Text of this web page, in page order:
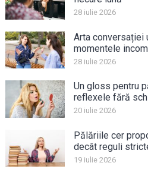
28 iulie 2026
Arta conversației
momentele
28 iulie 2026
Un gloss pentru
reflexele fără
20 iulie 2026
Pălăriile cer
decât reguli
19 iulie 2026